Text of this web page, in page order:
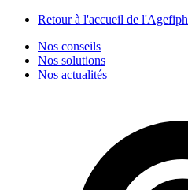
Retour à l'accueil de l'Agefiph
Nos conseils
Nos solutions
Nos actualités